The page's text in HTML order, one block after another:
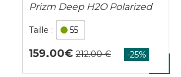
Prizm Deep H2O Polarized
55
159.00